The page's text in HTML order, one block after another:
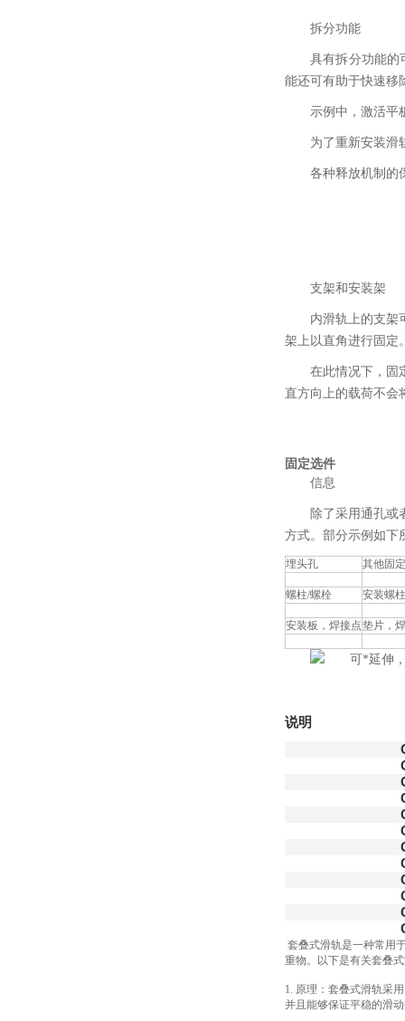
拆分功能
具有拆分功能的
能还可有助于快速移
示例中，激活平
为了重新安装滑
各种释放机制的
支架和安装架
内滑轨上的支架
架上以直角进行固定
在此情况下，固
直方向上的载荷不会
固定选件
信息
除了采用通孔或
方式。部分示例如下
埋头孔 其他固
螺柱/螺栓 安装螺
安装板，焊接点垫片，
说明
套叠式滑轨是一种常用
重物。以下是有关套叠
1. 原理：套叠式滑轨采
并且能够保证平稳的滑